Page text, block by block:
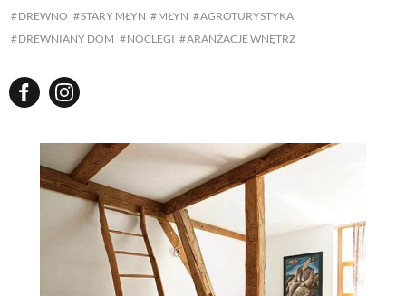
DREWNO STARY MŁYN MŁYN
AGROTURYSTYKA
DREWNIANY DOM
NOCLEGI ARANŻACJE WNĘTRZ